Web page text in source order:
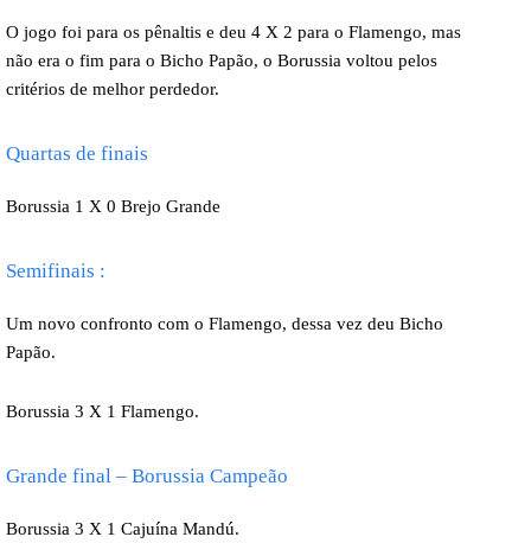
O jogo foi para os pênaltis e deu 4 X 2 para o Flamengo, mas
não era o fim para o Bicho Papão, o Borussia voltou pelos
critérios de melhor perdedor.
Quartas de finais
Borussia 1 X 0 Brejo Grande
Semifinais :
Um novo confronto com o Flamengo, dessa vez deu Bicho
Papão.
Borussia 3 X 1 Flamengo.
Grande final – Borussia Campeão
Borussia 3 X 1 Cajuína Mandú.